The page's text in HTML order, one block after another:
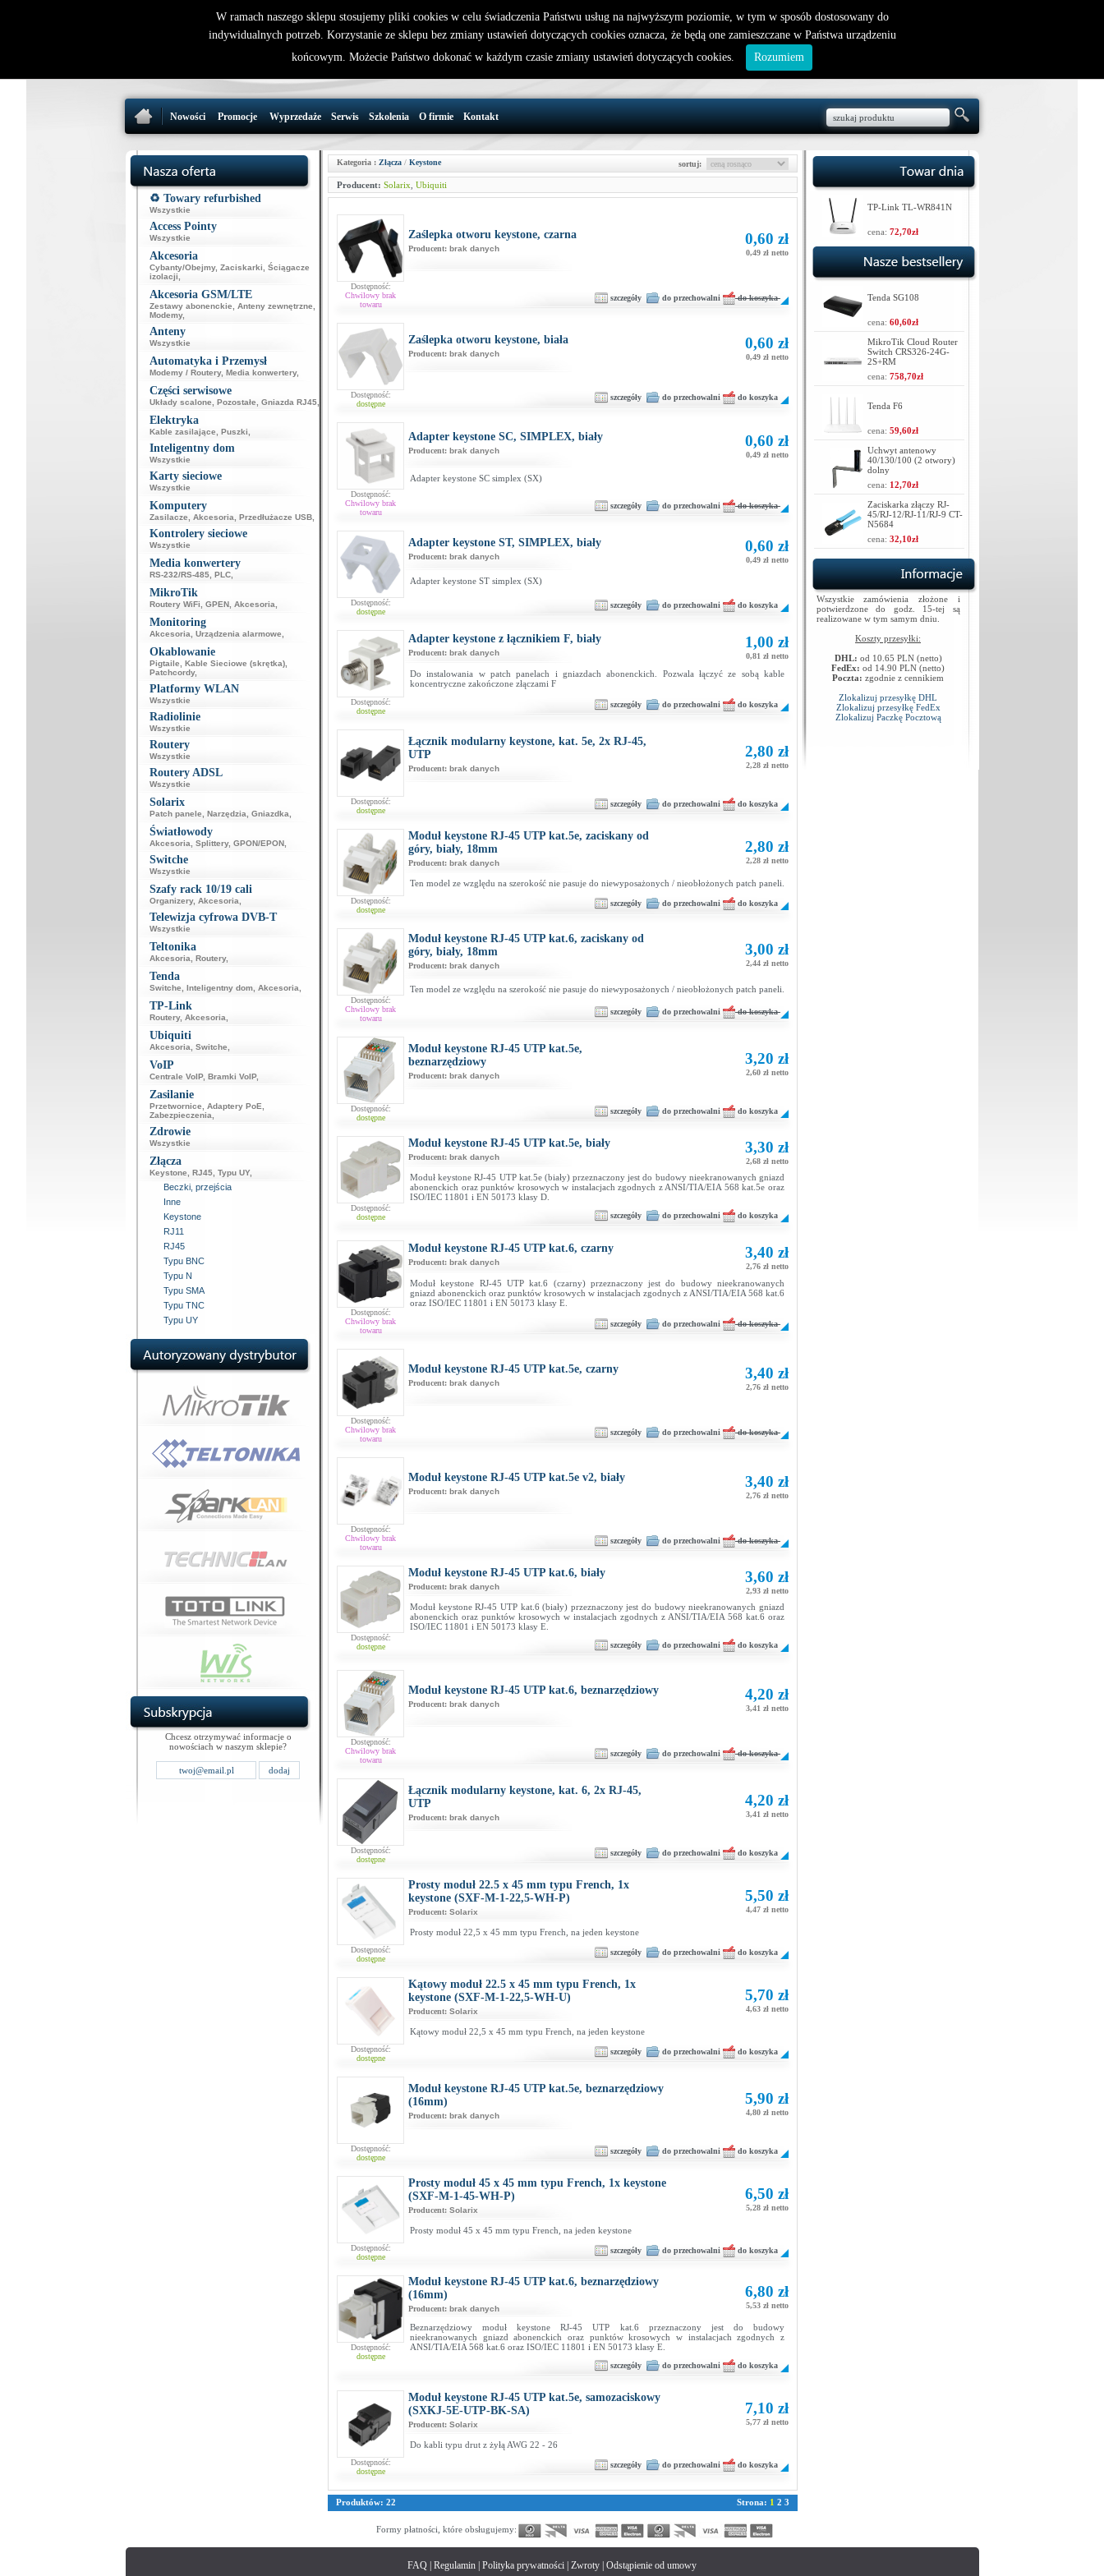
nowy klient
32 721 86 72
support@wirelesslan.com.pl
W koszyku jest 0 produktów(y)
Nowości Promocje Wyprzedaże Serwis Szkolenia O firmie Kontakt
♻️ Towary refurbished
Wszystkie
Access Pointy
Wszystkie
Akcesoria
Cybanty/Obejmy, Zaciskarki
Ściągacze
izolacji
Akcesoria GSM/LTE
Zestawy abonenckie Anteny zewnętrzne
Modemy,
Anteny
Wszystkie
Automatyka i Przemysł
Modemy / Routery, Media konwertery,
Części serwisowe
Układy scalone Pozostałe Gniazda RJ45,
Elektryka
Kable zasilające Puszki
Inteligentny dom
Wszystkie
Karty sieciowe
Wszystkie
Komputery
Zasilacze Akcesoria Przedłużacze USB,
Kontrolery sieciowe
Wszystkie
Media konwertery
RS-232/RS-485, PLC,
MikroTik
Routery WiFi GPEN, Akcesoria
Monitoring
Akcesoria Urządzenia alarmowe
Okablowanie
Pigtaile Kable Sieciowe (skrętka),
Patchcordy,
Platformy WLAN
Wszystkie
Radiolinie
Wszystkie
Routery
Wszystkie
Routery ADSL
Wszystkie
Solarix
Patch panele Narzędzia Gniazdka
Światłowody
Akcesoria Splittery, GPON/EPON,
Switche
Wszystkie
Szafy rack 10/19 cali
Organizery, Akcesoria
Telewizja cyfrowa DVB-T
Wszystkie
Teltonika
Akcesoria Routery,
Tenda
Switche Inteligentny dom, Akcesoria
TP-Link
Routery, Akcesoria
Ubiquiti
Akcesoria Switche
VoIP
Centrale VoIP, Bramki VoIP,
Zasilanie
Przetwornice Adaptery PoE
Zabezpieczenia
Zdrowie
Wszystkie
Złącza
Keystone RJ45, Typu UY,
Beczki, przejścia
Inne
Keystone
RJ11
RJ45
Typu BNC
Typu N
Typu SMA
Typu TNC
Typu UY
Chcesz otrzymywać informacje o
nowościach w naszym sklepie?
Kategoria : Złącza / Keystone sortuj:
Producent: Solarix Ubiquiti
Dostępność:
Chwilowy brak
towaru
Zaślepka otworu keystone, czarna
Producent: brak danych
0,60 zł
0,49 zł netto
szczegóły do przechowalni do koszyka
Dostępność:
dostępne
Zaślepka otworu keystone, biała
Producent: brak danych
0,60 zł
0,49 zł netto
szczegóły do przechowalni do koszyka
Dostępność:
Chwilowy brak
towaru
Adapter keystone SC, SIMPLEX, biały
Producent: brak danych
0,60 zł
0,49 zł netto
Adapter keystone SC simplex (SX)
szczegóły do przechowalni do koszyka
Dostępność:
dostępne
Adapter keystone ST, SIMPLEX, biały
Producent: brak danych
0,60 zł
0,49 zł netto
Adapter keystone ST simplex (SX)
szczegóły do przechowalni do koszyka
Dostępność:
dostępne
Adapter keystone z łącznikiem F, biały
Producent: brak danych
1,00 zł
0,81 zł netto
Do instalowania w patch panelach i gniazdach abonenckich. Pozwala łączyć ze sobą kable
koncentryczne zakończone złączami F
szczegóły do przechowalni do koszyka
Dostępność:
dostępne
Łącznik modularny keystone, kat. 5e, 2x RJ-45,
UTP
Producent: brak danych
2,80 zł
2,28 zł netto
szczegóły do przechowalni do koszyka
Dostępność:
dostępne
Moduł keystone RJ-45 UTP kat.5e, zaciskany od
góry, biały, 18mm
Producent: brak danych
2,80 zł
2,28 zł netto
Ten model ze względu na szerokość nie pasuje do niewyposażonych / nieobłożonych patch paneli.
szczegóły do przechowalni do koszyka
Dostępność:
Chwilowy brak
towaru
Moduł keystone RJ-45 UTP kat.6, zaciskany od
góry, biały, 18mm
Producent: brak danych
3,00 zł
2,44 zł netto
Ten model ze względu na szerokość nie pasuje do niewyposażonych / nieobłożonych patch paneli.
szczegóły do przechowalni do koszyka
Dostępność:
dostępne
Moduł keystone RJ-45 UTP kat.5e,
beznarzędziowy
Producent: brak danych
3,20 zł
2,60 zł netto
szczegóły do przechowalni do koszyka
Dostępność:
dostępne
Moduł keystone RJ-45 UTP kat.5e, biały
Producent: brak danych
3,30 zł
2,68 zł netto
Moduł keystone RJ-45 UTP kat.5e (biały) przeznaczony jest do budowy nieekranowanych gniazd
abonenckich oraz punktów krosowych w instalacjach zgodnych z ANSI/TIA/EIA 568 kat.5e oraz
ISO/IEC 11801 i EN 50173 klasy D.
szczegóły do przechowalni do koszyka
Dostępność:
Chwilowy brak
towaru
Moduł keystone RJ-45 UTP kat.6, czarny
Producent: brak danych
3,40 zł
2,76 zł netto
Moduł keystone RJ-45 UTP kat.6 (czarny) przeznaczony jest do budowy nieekranowanych
gniazd abonenckich oraz punktów krosowych w instalacjach zgodnych z ANSI/TIA/EIA 568 kat.6
oraz ISO/IEC 11801 i EN 50173 klasy E.
szczegóły do przechowalni do koszyka
Dostępność:
Chwilowy brak
towaru
Moduł keystone RJ-45 UTP kat.5e, czarny
Producent: brak danych
3,40 zł
2,76 zł netto
szczegóły do przechowalni do koszyka
Dostępność:
Chwilowy brak
towaru
Moduł keystone RJ-45 UTP kat.5e v2, biały
Producent: brak danych
3,40 zł
2,76 zł netto
szczegóły do przechowalni do koszyka
Dostępność:
dostępne
Moduł keystone RJ-45 UTP kat.6, biały
Producent: brak danych
3,60 zł
2,93 zł netto
Moduł keystone RJ-45 UTP kat.6 (biały) przeznaczony jest do budowy nieekranowanych gniazd
abonenckich oraz punktów krosowych w instalacjach zgodnych z ANSI/TIA/EIA 568 kat.6 oraz
ISO/IEC 11801 i EN 50173 klasy E.
szczegóły do przechowalni do koszyka
Dostępność:
Chwilowy brak
towaru
Moduł keystone RJ-45 UTP kat.6, beznarzędziowy
Producent: brak danych
4,20 zł
3,41 zł netto
szczegóły do przechowalni do koszyka
Dostępność:
dostępne
Łącznik modularny keystone, kat. 6, 2x RJ-45,
UTP
Producent: brak danych
4,20 zł
3,41 zł netto
szczegóły do przechowalni do koszyka
Dostępność:
dostępne
Prosty moduł 22.5 x 45 mm typu French, 1x
keystone (SXF-M-1-22,5-WH-P)
Producent: Solarix
5,50 zł
4,47 zł netto
Prosty moduł 22,5 x 45 mm typu French, na jeden keystone
szczegóły do przechowalni do koszyka
Dostępność:
dostępne
Kątowy moduł 22.5 x 45 mm typu French, 1x
keystone (SXF-M-1-22,5-WH-U)
Producent: Solarix
5,70 zł
4,63 zł netto
Kątowy moduł 22,5 x 45 mm typu French, na jeden keystone
szczegóły do przechowalni do koszyka
Dostępność:
dostępne
Moduł keystone RJ-45 UTP kat.5e, beznarzędziowy
(16mm)
Producent: brak danych
5,90 zł
4,80 zł netto
szczegóły do przechowalni do koszyka
Dostępność:
dostępne
Prosty moduł 45 x 45 mm typu French, 1x keystone
(SXF-M-1-45-WH-P)
Producent: Solarix
6,50 zł
5,28 zł netto
Prosty moduł 45 x 45 mm typu French, na jeden keystone
szczegóły do przechowalni do koszyka
Dostępność:
dostępne
Moduł keystone RJ-45 UTP kat.6, beznarzędziowy
(16mm)
Producent: brak danych
6,80 zł
5,53 zł netto
Beznarzędziowy moduł keystone RJ-45 UTP kat.6 przeznaczony jest do budowy
nieekranowanych gniazd abonenckich oraz punktów krosowych w instalacjach zgodnych z
ANSI/TIA/EIA 568 kat.6 oraz ISO/IEC 11801 i EN 50173 klasy E.
szczegóły do przechowalni do koszyka
Dostępność:
dostępne
Moduł keystone RJ-45 UTP kat.5e, samozaciskowy
(SXKJ-5E-UTP-BK-SA)
Producent: Solarix
7,10 zł
5,77 zł netto
Do kabli typu drut z żyłą AWG 22 - 26
szczegóły do przechowalni do koszyka
Produktów: 22 Strona: 1 2 3
Formy płatności, które obsługujemy:
TP-Link TL-WR841N
cena: 72,70zł
Tenda SG108
cena: 60,60zł
MikroTik Cloud Router
Switch CRS326-24G-
2S+RM
cena: 758,70zł
Tenda F6
cena: 59,60zł
Uchwyt antenowy
40/130/100 (2 otwory)
dolny
cena: 12,70zł
Zaciskarka złączy RJ-
45/RJ-12/RJ-11/RJ-9 CT-
N5684
cena: 32,10zł
Wszystkie zamówienia złożone i
potwierdzone do godz. 15-tej są
realizowane w tym samym dniu.
Koszty przesyłki:
DHL: od 10.65 PLN (netto)
FedEx: od 14.90 PLN (netto)
Poczta: zgodnie z cennikiem
Zlokalizuj przesyłkę DHL
Zlokalizuj przesyłkę FedEx
Zlokalizuj Paczkę Pocztową
FAQ Regulamin Polityka prywatności Zwroty Odstąpienie od umowy
W ramach naszego sklepu stosujemy pliki cookies w celu świadczenia Państwu usług na najwyższym poziomie, w tym w sposób dostosowany do
indywidualnych potrzeb. Korzystanie ze sklepu bez zmiany ustawień dotyczących cookies oznacza, że będą one zamieszczane w Państwa urządzeniu
końcowym. Możecie Państwo dokonać w każdym czasie zmiany ustawień dotyczących cookies.
Rozumiem